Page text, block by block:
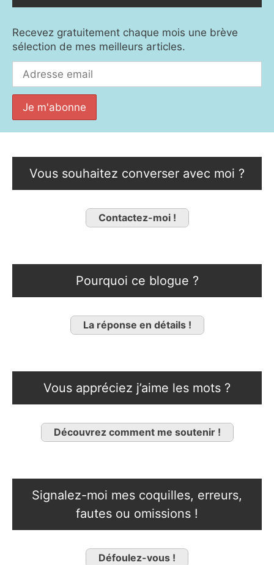
Recevez gratuitement chaque mois une brève
sélection de mes meilleurs articles.
Vous souhaitez converser avec moi ?
Contactez-moi !
Pourquoi ce blogue ?
La réponse en détails !
Vous appréciez j’aime les mots ?
Découvrez comment me soutenir !
Signalez-moi mes coquilles, erreurs,
fautes ou omissions !
Défoulez-vous !